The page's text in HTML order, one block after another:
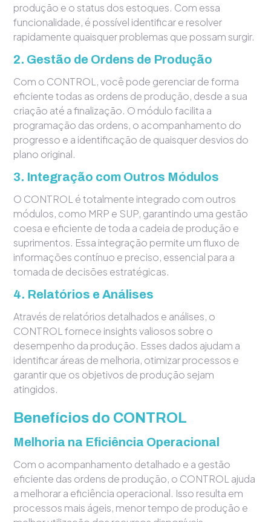
produção e o status dos estoques. Com essa
funcionalidade, é possível identificar e resolver
rapidamente quaisquer problemas que possam surgir.
2. Gestão de Ordens de Produção
Com o CONTROL, você pode gerenciar de forma
eficiente todas as ordens de produção, desde a sua
criação até a finalização. O módulo facilita a
programação das ordens, o acompanhamento do
progresso e a identificação de quaisquer desvios do
plano original.
3. Integração com Outros Módulos
O CONTROL é totalmente integrado com outros
módulos, como MRP e SUP, garantindo uma gestão
coesa e eficiente de toda a cadeia de produção e
suprimentos. Essa integração permite um fluxo de
informações contínuo e preciso, essencial para a
tomada de decisões estratégicas.
4. Relatórios e Análises
Através de relatórios detalhados e análises, o
CONTROL fornece insights valiosos sobre o
desempenho da produção. Esses dados ajudam a
identificar áreas de melhoria, otimizar processos e
garantir que os objetivos de produção sejam
atingidos.
Benefícios do CONTROL
Melhoria na Eficiência Operacional
Com o acompanhamento detalhado e a gestão
eficiente das ordens de produção, o CONTROL ajuda
a melhorar a eficiência operacional. Isso resulta em
processos mais ágeis, menor tempo de produção e